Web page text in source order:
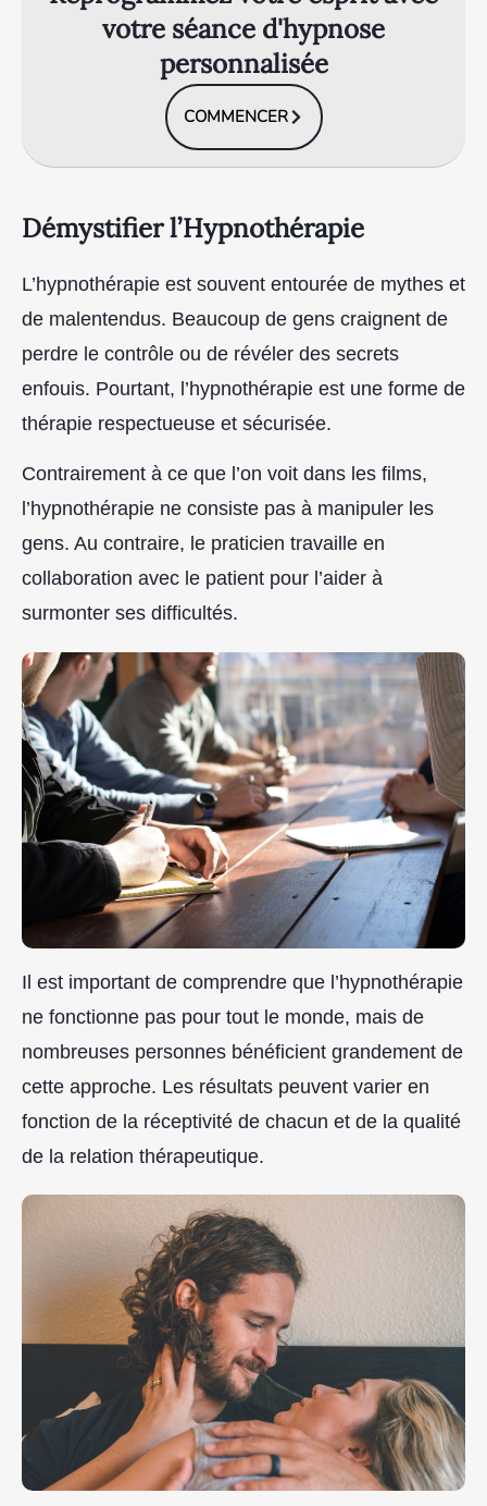
votre séance d'hypnose
personnalisée
COMMENCER
Démystifier l’Hypnothérapie
L’hypnothérapie est souvent entourée de mythes et
de malentendus. Beaucoup de gens craignent de
perdre le contrôle ou de révéler des secrets
enfouis. Pourtant, l’hypnothérapie est une forme de
thérapie respectueuse et sécurisée.
Contrairement à ce que l’on voit dans les films,
l’hypnothérapie ne consiste pas à manipuler les
gens. Au contraire, le praticien travaille en
collaboration avec le patient pour l’aider à
surmonter ses difficultés.
Il est important de comprendre que l’hypnothérapie
ne fonctionne pas pour tout le monde, mais de
nombreuses personnes bénéficient grandement de
cette approche. Les résultats peuvent varier en
fonction de la réceptivité de chacun et de la qualité
de la relation thérapeutique.